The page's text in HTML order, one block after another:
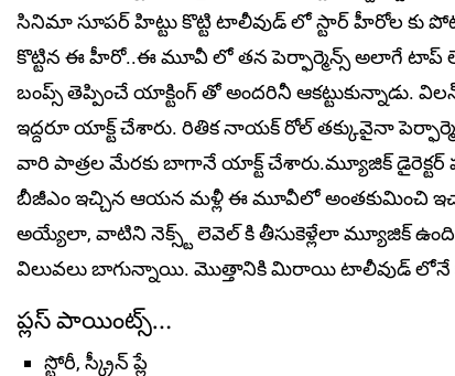
సినిమా సూపర్ హిట్టు కొట్టి టాలీవుడ్ లో స్టార్ హీరోల కు
కొట్టిన ఈ హీరో..ఈ మూవీ లో తన పెర్ఫార్మెన్స్ అలాగే టాప్
బంప్స్ తెప్పించే యాక్టింగ్ తో అందరినీ ఆకట్టుకున్నాడు.
ఇద్దరూ యాక్ట్ చేశారు. రితిక నాయక్ రోల్ తక్కువైనా
వారి పాత్రల మేరకు బాగానే యాక్ట్ చేశారు.మ్యూజిక్
బీజీఎం ఇచ్చిన ఆయన మళ్లీ ఈ మూవీలో అంతకుమించి
అయ్యేలా, వాటిని నెక్స్ట్ లెవెల్ కి తీసుకెళ్లేలా మ్యూజిక్
విలువలు బాగున్నాయి. మొత్తానికి మిరాయి టాలీవుడ్ లోనే
ప్లస్ పాయింట్స్…
స్టోరీ, స్క్రీన్ ప్లే